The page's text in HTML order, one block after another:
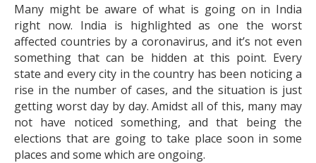
Many might be aware of what is going on in India
right now. India is highlighted as one the worst
affected countries by a coronavirus, and it’s not even
something that can be hidden at this point. Every
state and every city in the country has been noticing a
rise in the number of cases, and the situation is just
getting worst day by day. Amidst all of this, many may
not have noticed something, and that being the
elections that are going to take place soon in some
places and some which are ongoing.